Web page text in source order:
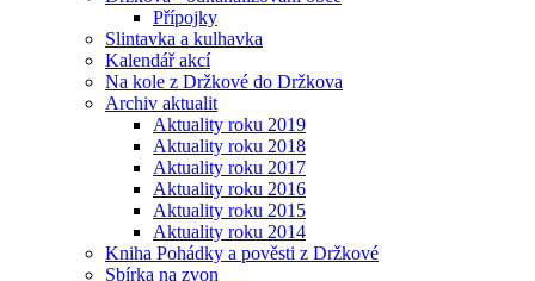
Přípojky
Slintavka a kulhavka
Kalendář akcí
Na kole z Držkové do Držkova
Archiv aktualit
Aktuality roku 2019
Aktuality roku 2018
Aktuality roku 2017
Aktuality roku 2016
Aktuality roku 2015
Aktuality roku 2014
Kniha Pohádky a pověsti z Držkové
Sbírka na zvon